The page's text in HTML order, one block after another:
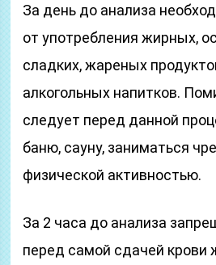
За день до анализа
от употребления жирных,
сладких, жареных
алкогольных напитков.
следует перед данной
баню, сауну, заниматься
физической активностью.
За 2 часа до анализа
перед самой сдачей крови